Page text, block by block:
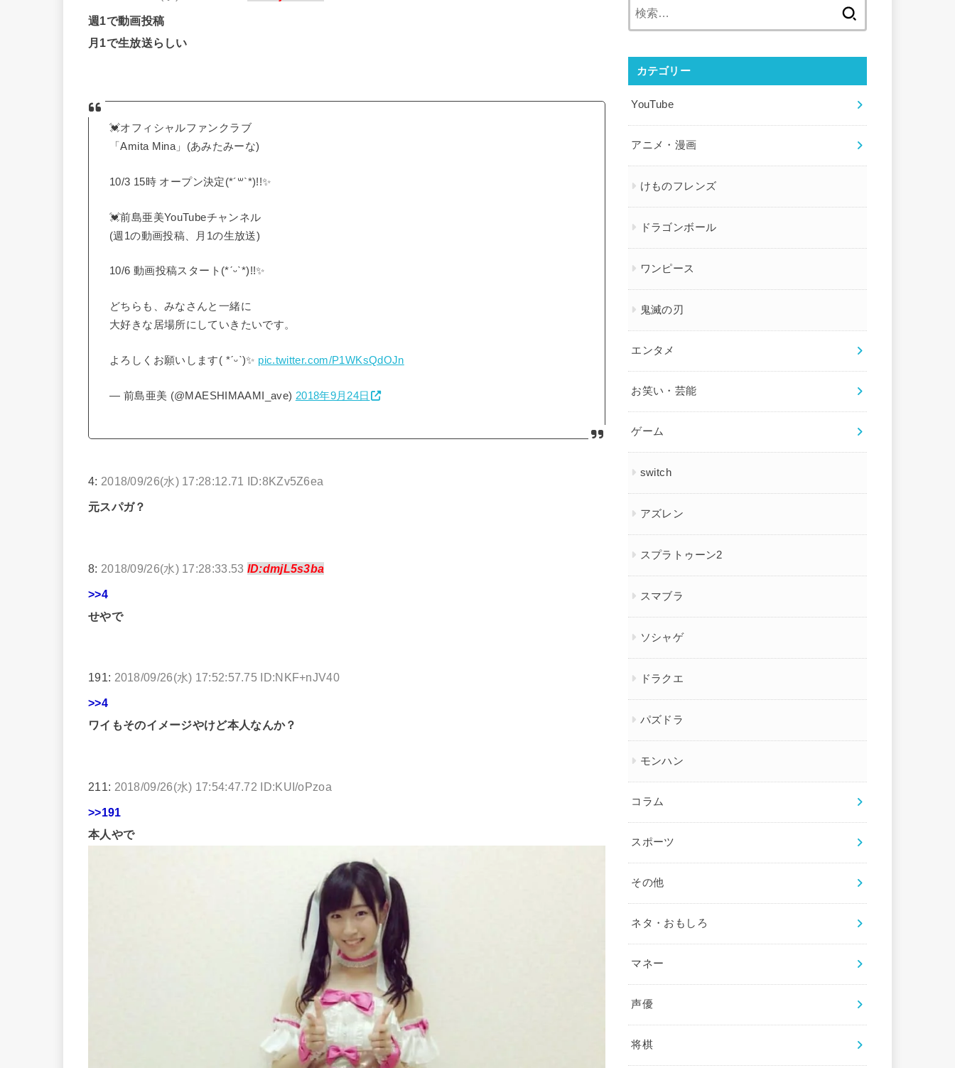
週1で動画投稿
月1で生放送らしい
💓オフィシャルファンクラブ
「Amita Mina」(あみたみーな)
10/3 15時 オープン決定(*´꒳`*)!!✨
💓前島亜美YouTubeチャンネル
(週1の動画投稿、月1の生放送)
10/6 動画投稿スタート(*ˊᵕˋ*)!!✨
どちらも、みなさんと一緒に
大好きな居場所にしていきたいです。
よろしくお願いします( *ˊᵕˋ)✨ pic.twitter.com/P1WKsQdOJn
— 前島亜美 (@MAESHIMAAMI_ave) 2018年9月24日
4: 2018/09/26(水) 17:28:12.71 ID:8KZv5Z6ea
元スパガ？
8: 2018/09/26(水) 17:28:33.53 ID:dmjL5s3ba
>>4
せやで
191: 2018/09/26(水) 17:52:57.75 ID:NKF+nJV40
>>4
ワイもそのイメージやけど本人なんか？
211: 2018/09/26(水) 17:54:47.72 ID:KUI/oPzoa
>>191
本人やで
カテゴリー
YouTube
アニメ・漫画
けものフレンズ
ドラゴンボール
ワンピース
鬼滅の刃
エンタメ
お笑い・芸能
ゲーム
switch
アズレン
スプラトゥーン2
スマブラ
ソシャゲ
ドラクエ
パズドラ
モンハン
コラム
スポーツ
その他
ネタ・おもしろ
マネー
声優
将棋